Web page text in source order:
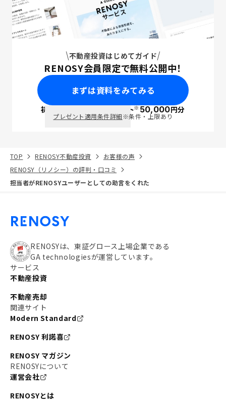
不動産投資はじめてガイド
RENOSY会員限定で無料公開中！
まずは資料をみてみる
初回面談で ポイント※50,000円分
プレゼント適用条件詳細※条件・上限あり
TOP RENOSY不動産投資
お客様の声
RENOSY（リノシー）の評判・口コミ
担当者がRENOSYユーザーとしての助言をくれた
RENOSYは、東証グロース上場企業である
GA technologiesが運営しています。
サービス
不動産投資
不動産売却
関連サイト
Modern Standard
RENOSY 利諾喜
RENOSY マガジン
RENOSYについて
運営会社
RENOSYとは